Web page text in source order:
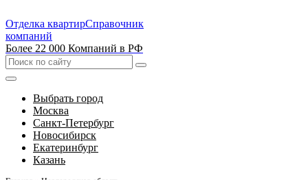
Отделка квартирСправочник
компаний
Более 22 000 Компаний в РФ
Выбрать город
Москва
Санкт-Петербург
Новосибирск
Екатеринбург
Казань